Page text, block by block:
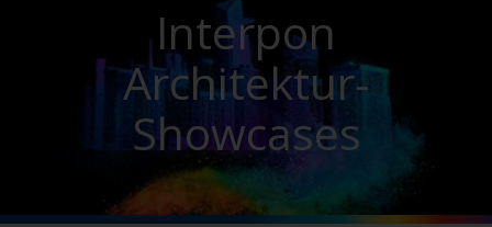
Interpon
Architektur-
Showcases